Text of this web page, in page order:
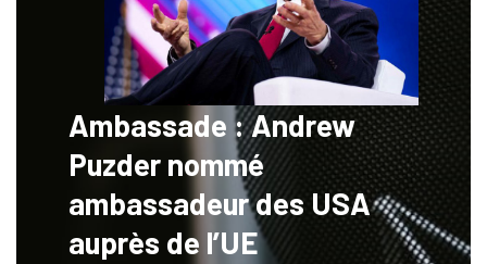
Ambassade : Andrew
Puzder nommé
ambassadeur des USA
auprès de l’UE